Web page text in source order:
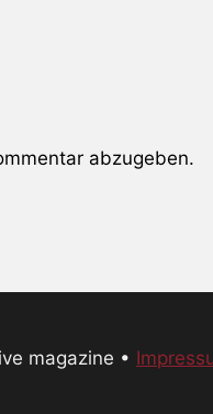
abzugeben.
magazine •